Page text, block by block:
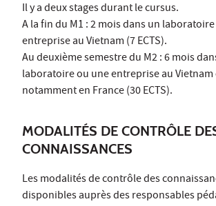
Il y a deux stages durant le cursus.
A la fin du M1 : 2 mois dans un
entreprise au Vietnam (7 ECTS).
Au deuxième semestre du M2 : 6 mois
laboratoire ou une entreprise au Vietnam
notamment en France (30 ECTS).
MODALITÉS DE CONTRÔLE
CONNAISSANCES
Les modalités de contrôle des
disponibles auprès des responsables